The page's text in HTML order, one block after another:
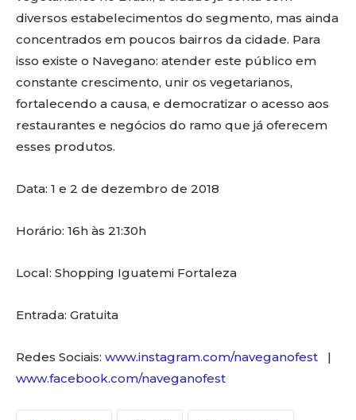
diversos estabelecimentos do segmento, mas ainda
concentrados em poucos bairros da cidade. Para
isso existe o Navegano: atender este público em
constante crescimento, unir os vegetarianos,
fortalecendo a causa, e democratizar o acesso aos
restaurantes e negócios do ramo que já oferecem
esses produtos.
Data: 1 e 2 de dezembro de 2018
Horário: 16h às 21:30h
Local: Shopping Iguatemi Fortaleza
Entrada: Gratuita
Redes Sociais: www.instagram.com/naveganofest |
www.facebook.com/naveganofest